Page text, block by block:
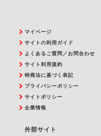
マイページ
サイトの利用ガイド
よくあるご質問／お問合わせ
サイト利用規約
特商法に基づく表記
プライバシーポリシー
サイトポリシー
企業情報
外部サイト